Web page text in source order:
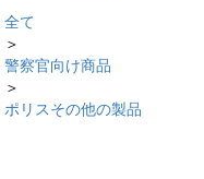
全て
＞
警察官向け商品
＞
ポリスその他の製品